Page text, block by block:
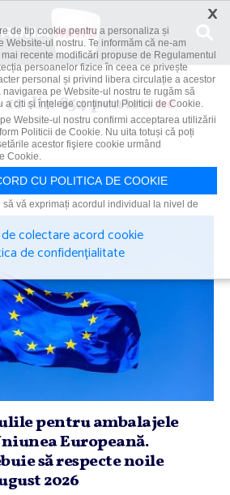
12 din 854 pentruue
pentru ambalajele
Europeană.
să respecte noile
2026
×
de tip cookie pentru a personaliza și
Website-ul nostru. Te informăm că ne-am
recente modificări propuse de Regulamentul
persoanelor fizice în ceea ce privește
personal și privind libera circulație a acestor
pe Website-ul nostru te rugăm să
a citi și înțelege conținutul Politicii de Cookie.
Website-ul nostru confirmi acceptarea utilizării
Politicii de Cookie. Nu uita totuși că poți
acestor fişiere cookie urmând
Cookie.
CU POLITICA DE COOKIE
să vă exprimați acordul individual la nivel de
colectare acord cookie
de confidențialitate